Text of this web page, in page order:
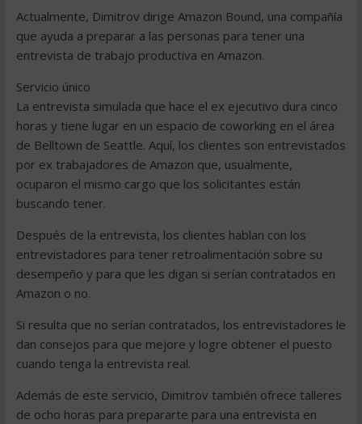
Actualmente, Dimitrov dirige Amazon Bound, una compañía
que ayuda a preparar a las personas para tener una
entrevista de trabajo productiva en Amazon.
Servicio único
La entrevista simulada que hace el ex ejecutivo dura cinco
horas y tiene lugar en un espacio de coworking en el área
de Belltown de Seattle. Aquí, los clientes son entrevistados
por ex trabajadores de Amazon que, usualmente,
ocuparon el mismo cargo que los solicitantes están
buscando tener.
Después de la entrevista, los clientes hablan con los
entrevistadores para tener retroalimentación sobre su
desempeño y para que les digan si serían contratados en
Amazon o no.
Si resulta que no serían contratados, los entrevistadores le
dan consejos para que mejore y logre obtener el puesto
cuando tenga la entrevista real.
Además de este servicio, Dimitrov también ofrece talleres
de ocho horas para prepararte para una entrevista en